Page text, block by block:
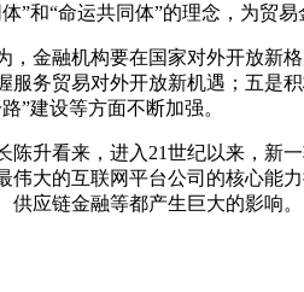
”和“命运共同体”的理念，为贸易
，金融机构要在国家对外开放新
服务贸易对外开放新机遇；五是
”建设等方面不断加强。
看来，进入21世纪以来，新一
伟大的互联网平台公司的核心能
应链金融等都产生巨大的影响。